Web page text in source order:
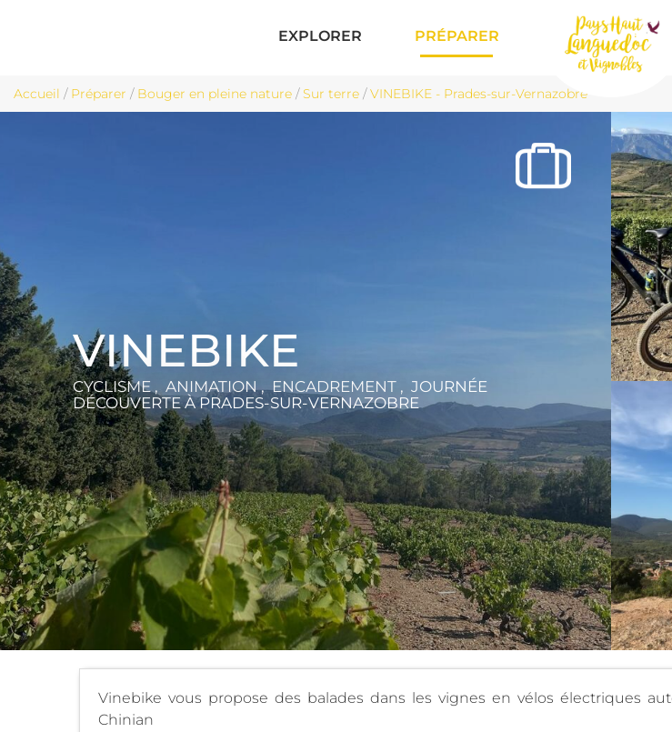
EXPLORER PRÉPARER
Accueil / Préparer / Bouger en pleine nature /Sur terre /VINEBIKE - Prades-sur-Vernazobre
VINEBIKE
CYCLISME , ANIMATION , ENCADREMENT , JOURNÉE
DÉCOUVERTEÀ PRADES-SUR-VERNAZOBRE
Vinebike vous propose des balades dans les vignes en vélos électriques
Chinian